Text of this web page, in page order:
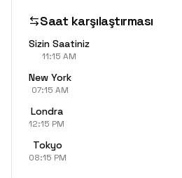
Saat karşılaştırması
Sizin Saatiniz
11:15 AM
New York
07:15 AM
Londra
12:15 PM
Tokyo
08:15 PM